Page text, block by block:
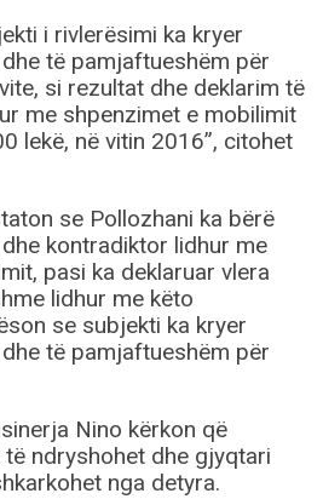
i rivlerësimi ka kryer
të pamjaftueshëm për
si rezultat dhe deklarim të
me shpenzimet e mobilimit
lekë, në vitin 2016”, citohet
se Pollozhani ka bërë
kontradiktor lidhur me
pasi ka deklaruar vlera
lidhur me këto
se subjekti ka kryer
të pamjaftueshëm për
Nino kërkon që
ndryshohet dhe gjyqtari
nga detyra.